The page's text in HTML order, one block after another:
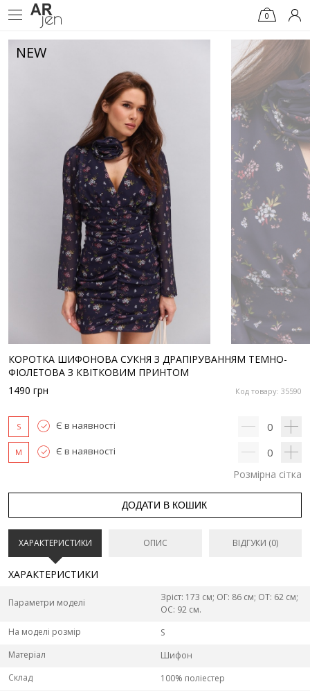
0
NEW
КОРОТКА ШИФОНОВА СУКНЯ З ДРАПІРУВАННЯМ ТЕМНО-
ФІОЛЕТОВА З КВІТКОВИМ ПРИНТОМ
Код товару: 35590
1490 грн
S Є в наявності 0
M Є в наявності 0
Розмірна сітка
ДОДАТИ В КОШИК
ХАРАКТЕРИСТИКИ ОПИС ВІДГУКИ (0)
ХАРАКТЕРИСТИКИ
Параметри моделі
Зріст: 173 см; ОГ: 86 см; ОТ: 62 см;
ОС: 92 см.
На моделі розмір
S
Матеріал
Шифон
Склад
100% поліестер